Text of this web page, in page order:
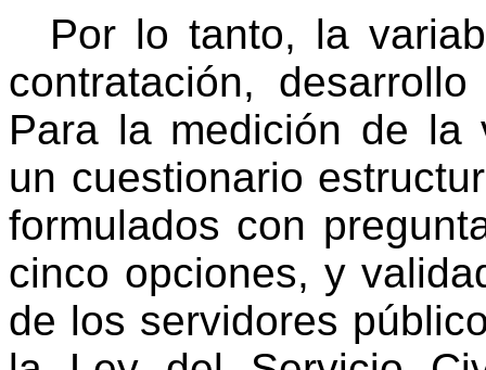
Por lo tanto, la
contratación,
Para la medición de la
un cuestionario
formulados con
cinco opciones, y
de los servidores